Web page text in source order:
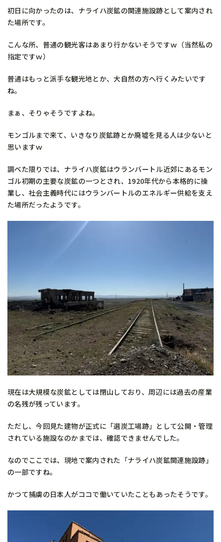
初日に向かったのは、ナライハ炭鉱の関連施設跡として案内され
た場所です。
こんな所、普通の観光客はあまり行かないそうですｗ（当然私の
指定ですｗ）
普通はもっと派手な観光地とか、大自然の方へ行くみたいです
ね。
まぁ、そりゃそうですよね。
モンゴルまで来て、いきなり炭鉱跡とか廃墟を見る人は少ないと
思いますｗ
調べた限りでは、ナライハ炭鉱はウランバートル近郊にあるモン
ゴル初期の主要な炭鉱の一つとされ、1920年代から本格的に操
業し、社会主義時代にはウランバートルのエネルギー供給を支え
た場所だったようです。
現在は大規模な炭鉱としては閉山しており、周辺には過去の産業
の名残が残っています。
ただし、今回見た建物が正式に「選炭工場跡」として公開・管理
されている施設なのかまでは、確認できませんでした。
なのでここでは、現地で案内された「ナライハ炭鉱関連施設跡」
の一部ですね。
かつて捕虜の日本人がココで働いていたこともあったそうです。